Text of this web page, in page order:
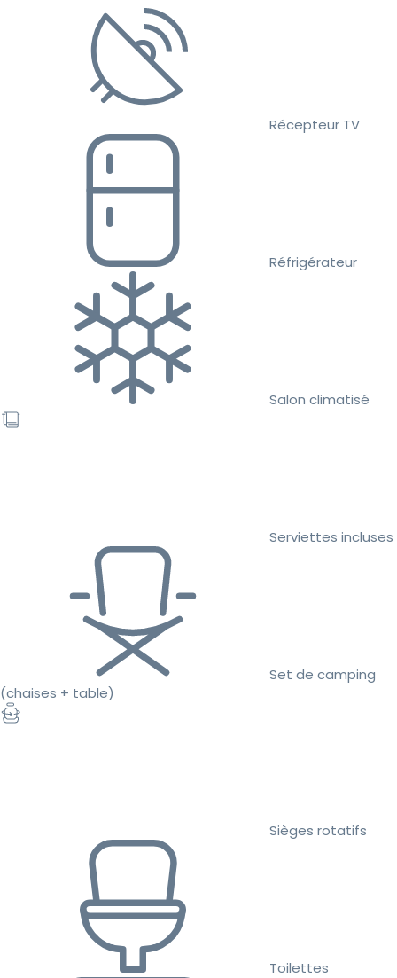
Récepteur TV
Réfrigérateur
Salon climatisé
Serviettes incluses
Set de camping
(chaises + table)
Sièges rotatifs
Toilettes